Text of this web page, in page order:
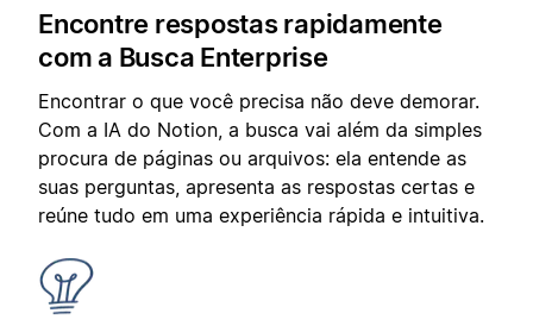
Encontre respostas rapidamente
com a Busca Enterprise
Encontrar o que você precisa não deve demorar.
Com a IA do Notion, a busca vai além da simples
procura de páginas ou arquivos: ela entende as
suas perguntas, apresenta as respostas certas e
reúne tudo em uma experiência rápida e intuitiva.